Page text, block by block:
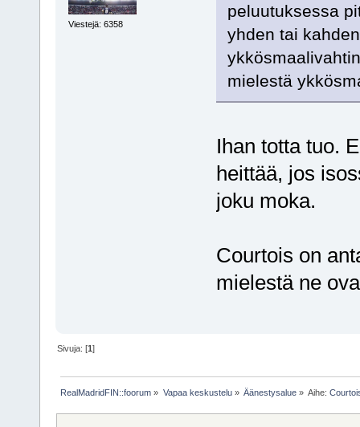
Viestejä: 6358
peluutuksessa
yhden tai
mielestä
Ihan totta tuo.
heittää, jos
joku moka.
Courtois on
mielestä ne
Sivuja: [1]
RealMadridFIN::foorum » Vapaa keskustelu» Äänestysalue» Aihe: